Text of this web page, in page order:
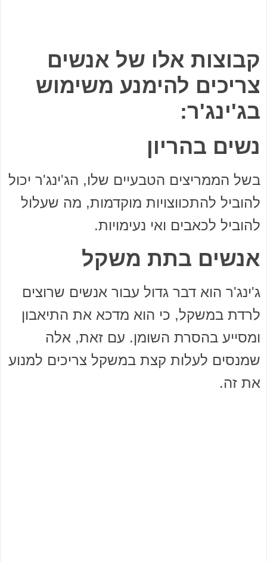
קבוצות אלו של אנשים
צריכים להימנע משימוש
בג'ינג'ר:
נשים בהריון
בשל הממריצים הטבעיים שלו, הג'ינג'ר יכול
להוביל להתכווצויות מוקדמות, מה שעלול
להוביל לכאבים ואי נעימויות.
אנשים בתת משקל
ג'ינג'ר הוא דבר גדול עבור אנשים שרוצים
לרדת במשקל, כי הוא מדכא את התיאבון
ומסייע בהסרת השומן. עם זאת, אלה
שמנסים לעלות קצת במשקל צריכים למנוע
את זה.